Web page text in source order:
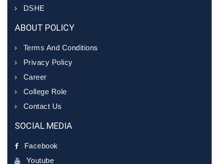
DSHE
ABOUT POLICY
Terms And Conditions
Privacy Policy
Career
College Role
Contact Us
SOCIAL MEDIA
Facebook
Youtube